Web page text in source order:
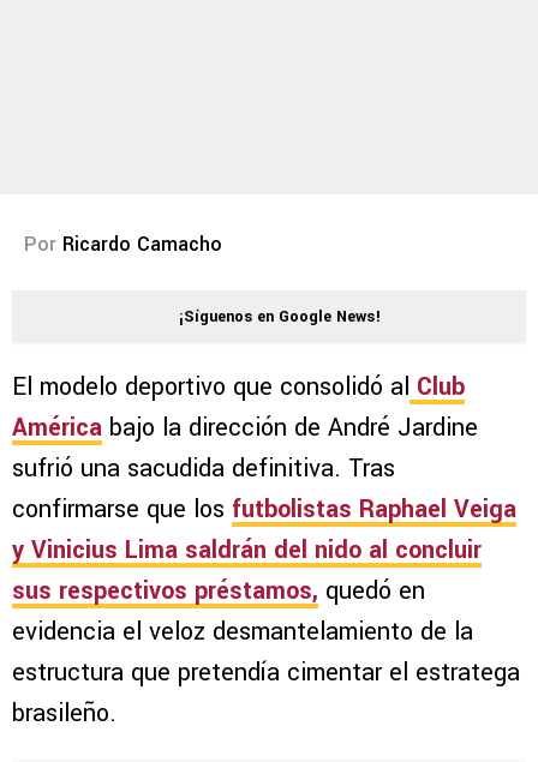
Por Ricardo Camacho
¡Síguenos en Google News!
El modelo deportivo que consolidó al Club
América bajo la dirección de André Jardine
sufrió una sacudida definitiva. Tras
confirmarse que los futbolistas Raphael Veiga
y Vinicius Lima saldrán del nido al concluir
sus respectivos préstamos, quedó en
evidencia el veloz desmantelamiento de la
estructura que pretendía cimentar el estratega
brasileño.